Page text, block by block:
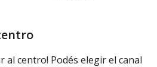
al centro! Podés elegir el canal